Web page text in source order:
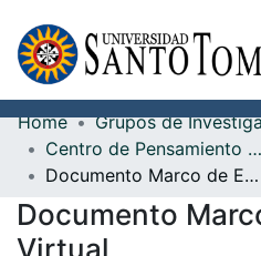
Communities & Collections
All of DSpace
Documents
Home
Grupos de
Centro de Pensamiento en Educación, Ciencia y Tecnología
Documento Marco de Educación Virtual
Documento
Virtual